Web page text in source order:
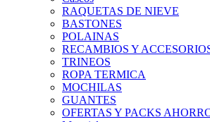
RAQUETAS DE NIEVE
BASTONES
POLAINAS
RECAMBIOS Y
TRINEOS
ROPA TERMICA
MOCHILAS
GUANTES
OFERTAS Y PACKS